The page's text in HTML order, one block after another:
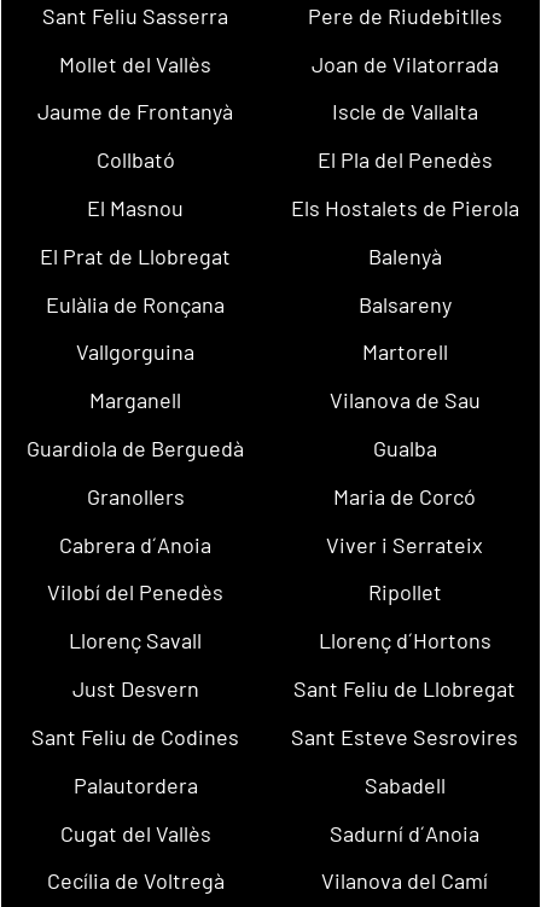
Sant Feliu Sasserra
Pere de Riudebitlles
Mollet del Vallès
Joan de Vilatorrada
Jaume de Frontanyà
Iscle de Vallalta
Collbató
El Pla del Penedès
El Masnou
Els Hostalets de Pierola
El Prat de Llobregat
Balenyà
Eulàlia de Ronçana
Balsareny
Vallgorguina
Martorell
Marganell
Vilanova de Sau
Guardiola de Berguedà
Gualba
Granollers
Maria de Corcó
Cabrera d´Anoia
Viver i Serrateix
Vilobí del Penedès
Ripollet
Llorenç Savall
Llorenç d´Hortons
Just Desvern
Sant Feliu de Llobregat
Sant Feliu de Codines
Sant Esteve Sesrovires
Palautordera
Sabadell
Cugat del Vallès
Sadurní d´Anoia
Cecília de Voltregà
Vilanova del Camí